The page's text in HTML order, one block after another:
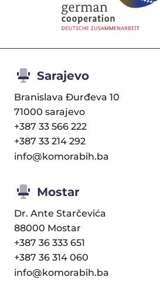
Sarajevo
Branislava Đurđeva 10
71000 sarajevo
+387 33 566 222
+387 33 214 292
info@komorabih.ba
Mostar
Dr. Ante Starčevića
88000 Mostar
+387 36 333 651
+387 36 314 060
info@komorabih.ba